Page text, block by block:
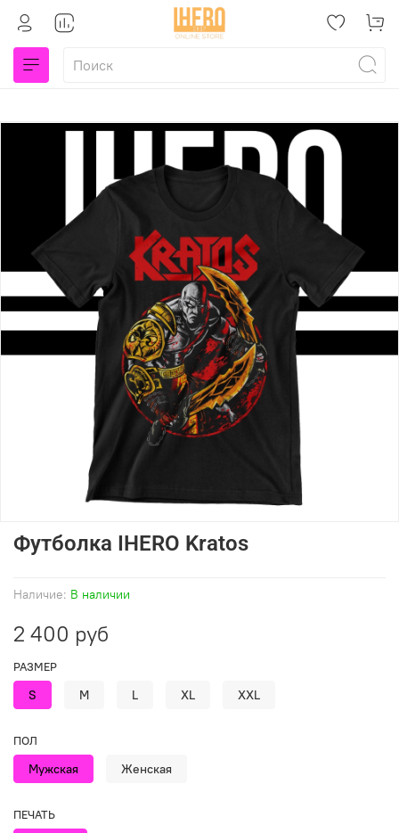
Наличие: В наличии
Футболка IHERO Kratos
2 400 руб
РАЗМЕР
S M L XL XXL
ПОЛ
Мужская Женская
ПЕЧАТЬ